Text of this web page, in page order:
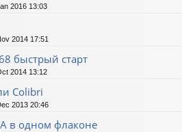
2016 13:03
2014 17:51
быстрый старт
2014 13:12
Colibri
2013 20:46
в одном флаконе